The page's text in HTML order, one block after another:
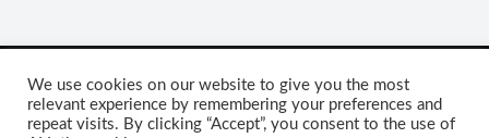
We use cookies on our website to give you the most
relevant experience by remembering your preferences and
repeat visits. By clicking “Accept”, you consent to the use of